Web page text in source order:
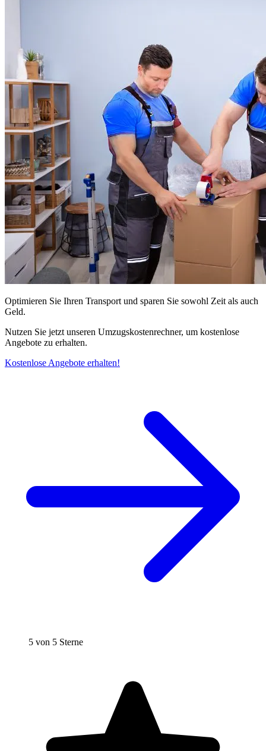
Optimieren Sie Ihren Transport und sparen Sie sowohl Zeit als auch
Geld.
Nutzen Sie jetzt unseren Umzugskostenrechner, um kostenlose
Angebote zu erhalten.
Kostenlose Angebote erhalten!
5 von 5 Sterne